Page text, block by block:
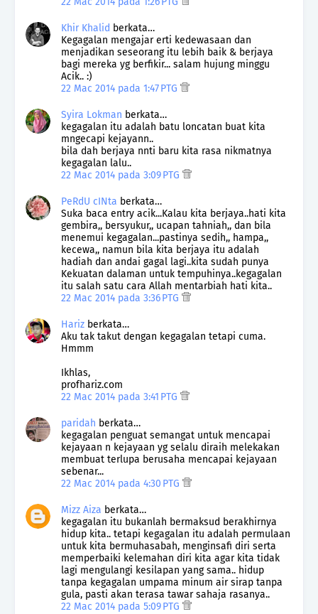
Khir Khalid berkata…
Kegagalan mengajar erti kedewasaan dan
menjadikan seseorang itu lebih baik & berjaya
bagi mereka yg berfikir... salam hujung minggu
Acik.. :)
22 Mac 2014 pada 1:47 PTG
Syira Lokman berkata…
kegagalan itu adalah batu loncatan buat kita
mngecapi kejayann..
bila dah berjaya nnti baru kita rasa nikmatnya
kegagalan lalu..
22 Mac 2014 pada 3:09 PTG
PeRdU cINta berkata…
Suka baca entry acik...Kalau kita berjaya..hati kita
gembira,, bersyukur,, ucapan tahniah,, dan bila
menemui kegagalan...pastinya sedih,, hampa,,
kecewa,, namun bila kita berjaya itu adalah
hadiah dan andai gagal lagi..kita sudah punya
Kekuatan dalaman untuk tempuhinya..kegagalan
itu salah satu cara Allah mentarbiah hati kita..
22 Mac 2014 pada 3:36 PTG
Hariz berkata…
Aku tak takut dengan kegagalan tetapi cuma.
Hmmm
Ikhlas,
profhariz.com
22 Mac 2014 pada 3:41 PTG
paridah berkata…
kegagalan penguat semangat untuk mencapai
kejayaan n kejayaan yg selalu diraih melekakan
membuat terlupa berusaha mencapai kejayaan
sebenar...
22 Mac 2014 pada 4:30 PTG
Mizz Aiza berkata…
kegagalan itu bukanlah bermaksud berakhirnya
hidup kita.. tetapi kegagalan itu adalah permulaan
untuk kita bermuhasabah, menginsafi diri serta
memperbaiki kelemahan diri kita agar kita tidak
lagi mengulangi kesilapan yang sama.. hidup
tanpa kegagalan umpama minum air sirap tanpa
gula, pasti akan terasa tawar sahaja rasanya..
22 Mac 2014 pada 5:09 PTG